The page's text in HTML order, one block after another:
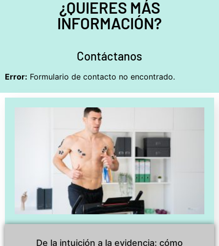
¿QUIERES MÁS
INFORMACIÓN?
Contáctanos
Error: Formulario de contacto no encontrado.
De la intuición a la evidencia: cómo